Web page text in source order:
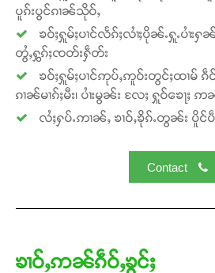
ပူၵ်းပွင်ၵၢၼ်သိုဝ်ႇ
ၶဝ်ႈႁူမ်ႈပၢင်လႅၵ်ႈလၢႆႈပိုၼ်ႉႁူႉပၢႆ
တွႆႇႁွၵ်ႈၸတ်းႁဵတ်း
ၶဝ်ႈႁူမ်ႈပၢင်ဢုပ်ႇဢူဝ်းတွင်ႈထၢမ် ၵဵဝ်
ၵၢၼ်မၢၵ်ႈမီး၊ ပၢႆးမွၼ်း လႄႈ ႁူဝ်ၶေႃႈ ဢ
လႆႈႁပ်ႉဢၢၼ်ႇ ၶၢဝ်ႇၶိုၵ်ႉတွၼ်း ပိူ
Contact
ၶၢဝ်ႇဢၼ်ၵဵဝ်ႇၶွင်ႈ